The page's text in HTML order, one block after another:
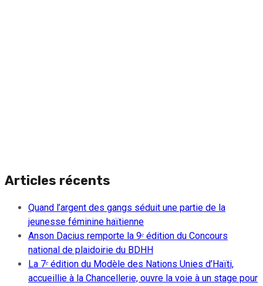
Articles récents
Quand l’argent des gangs séduit une partie de la
jeunesse féminine haïtienne
Anson Dacius remporte la 9ᵉ édition du Concours
national de plaidoirie du BDHH
La 7ᵉ édition du Modèle des Nations Unies d’Haïti,
accueillie à la Chancellerie, ouvre la voie à un stage pour